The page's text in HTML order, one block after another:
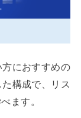
におすすめの
構成で、リス
ます。